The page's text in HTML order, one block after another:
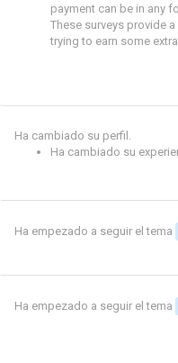
payment can be in any
These surveys provide
trying to earn some extra
Ha cambiado su perfil.
Ha cambiado su
Ha empezado a seguir el tema
Ha empezado a seguir el tema